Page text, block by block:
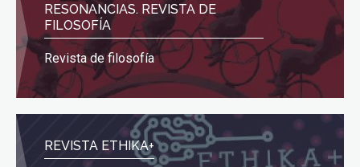
RESONANCIAS. REVISTA DE
FILOSOFÍA
Revista de filosofía
REVISTA ETHIKA+